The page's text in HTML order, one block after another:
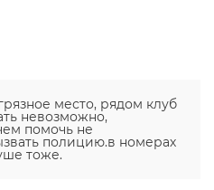
место, рядом клуб
невозможно,
помочь не
полицию.в номерах
тоже.